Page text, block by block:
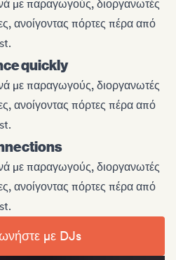
με παραγωγούς, διοργανωτές
ανοίγοντας πόρτες πέρα από
quickly
με παραγωγούς, διοργανωτές
ανοίγοντας πόρτες πέρα από
με παραγωγούς, διοργανωτές
ανοίγοντας πόρτες πέρα από
με DJs